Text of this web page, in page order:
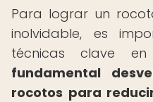
Para lograr un
inolvidable, es
técnicas clave
fundamental
rocotos para